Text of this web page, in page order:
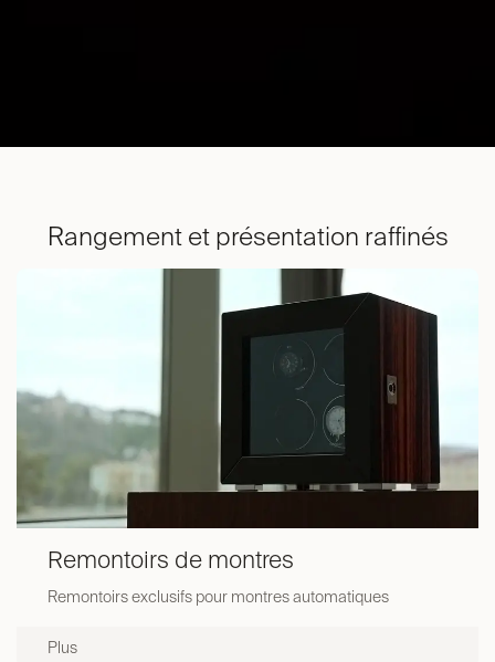
Rangement et présentation raffinés
Remontoirs de montres
Remontoirs exclusifs pour montres automatiques
Plus